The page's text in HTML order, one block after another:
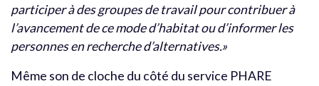
participer à des groupes de travail pour contribuer à
l’avancement de ce mode d’habitat ou d’informer les
personnes en recherche d’alternatives.»
Même son de cloche du côté du service PHARE